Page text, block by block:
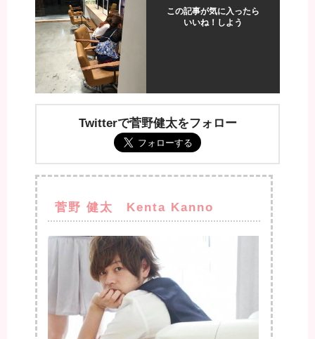
この記事が気に入ったら
いいね！しよう
Twitterで菅野健太をフォロー
菅野 健太 Kenta Kanno